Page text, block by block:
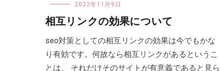
2022年11月9日
相互リンクの効果について
seo対策としての相互リンクの効果は今でもかな
り有効です。何故なら相互リンクがあるというこ
とは、 それだけそのサイトが有意義であると見ら